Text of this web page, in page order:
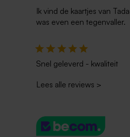
Ik vind de kaartjes van
was even een tegenvaller.
Snel geleverd - kwaliteit
Lees alle reviews >